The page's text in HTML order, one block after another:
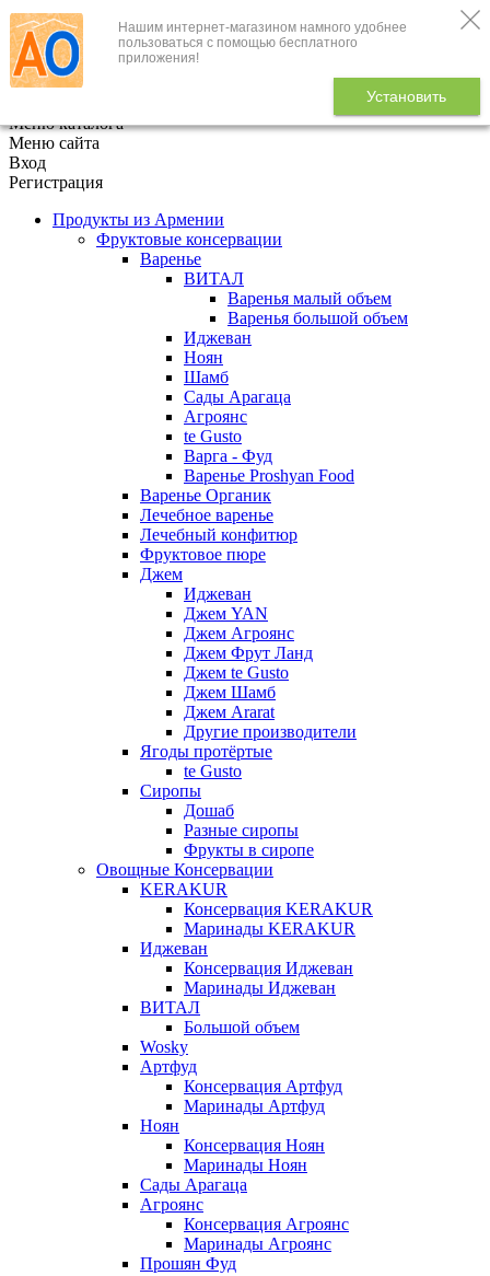
Нашим интернет-магазином намного удобнее
пользоваться с помощью бесплатного
приложения!
Установить
+7 (495) 646-888-1
В корзине
Меню каталога
Меню сайта
Вход
Регистрация
Продукты из Армении
Фруктовые консервации
Варенье
ВИТАЛ
Варенья малый объем
Варенья большой объем
Иджеван
Ноян
Шамб
Сады Арагаца
Агроянс
te Gusto
Варга - Фуд
Варенье Proshyan Food
Варенье Органик
Лечебное варенье
Лечебный конфитюр
Фруктовое пюре
Джем
Иджеван
Джем YAN
Джем Агроянс
Джем Фрут Ланд
Джем te Gusto
Джем Шамб
Джем Ararat
Другие производители
Ягоды протёртые
te Gusto
Сиропы
Дошаб
Разные сиропы
Фрукты в сиропе
Овощные Консервации
KERAKUR
Консервация KERAKUR
Маринады KERAKUR
Иджеван
Консервация Иджеван
Маринады Иджеван
ВИТАЛ
Большой объем
Wosky
Артфуд
Консервация Артфуд
Маринады Артфуд
Ноян
Консервация Ноян
Маринады Ноян
Сады Арагаца
Агроянс
Консервация Агроянс
Маринады Агроянс
Прошян Фуд